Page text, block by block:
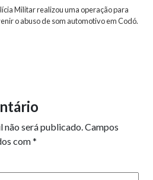
Militar realizou uma operação para
o abuso de som automotivo em Codó.
não será publicado. Campos
com*